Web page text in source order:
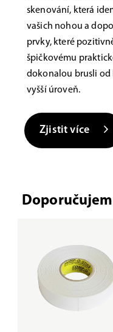
skenování, která
vašich nohou a
prvky, které
špičkovému
dokonalou brusli od
vyšší úroveň.
Zjistit více